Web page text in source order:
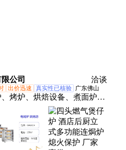
公司 洽谈
出价迅速 真实性已核验 广东佛山
烤炉、烘焙设备、煮面炉、
锈钢工作台、电烤箱、烤
炉、燃气烤箱、火山石烧烤
西厨设备、煲仔炉、沙冰机、